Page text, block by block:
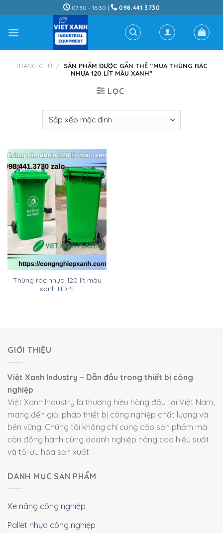
to
content
07:30 - 16:30 | 098.441.3730
TRANG CHỦ / SẢN PHẨM ĐƯỢC GẮN THẺ “MUA THÙNG RÁC
NHỰA 120 LÍT MÀU XANH”
LỌC
Thùng rác nhựa 120 lít màu
xanh HDPE
GIỚI THIỆU
Việt Xanh Industry – Dẫn đầu trong thiết bị công
nghiệp
Việt Xanh Industry là thương hiệu hàng đầu tại Việt Nam,
mang đến giải pháp thiết bị công nghiệp chất lượng và
bền vững. Chúng tôi không chỉ cung cấp sản phẩm mà
còn đồng hành cùng doanh nghiệp nâng cao hiệu suất
và tối ưu hóa sản xuất.
DANH MỤC SẢN PHẨM
Xe nâng công nghiệp
Pallet nhựa công nghiệp